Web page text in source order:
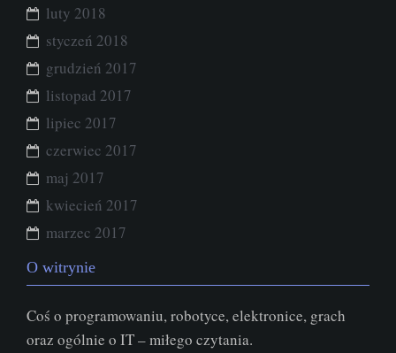
luty 2018
styczeń 2018
grudzień 2017
listopad 2017
lipiec 2017
czerwiec 2017
maj 2017
kwiecień 2017
marzec 2017
O witrynie
Coś o programowaniu, robotyce, elektronice, grach
oraz ogólnie o IT – miłego czytania.